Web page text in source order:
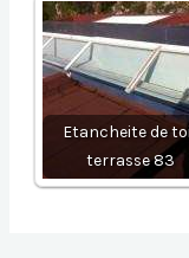
Etancheite de
terrasse 83